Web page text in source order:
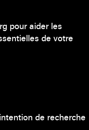
pour aider les
de votre
de recherche